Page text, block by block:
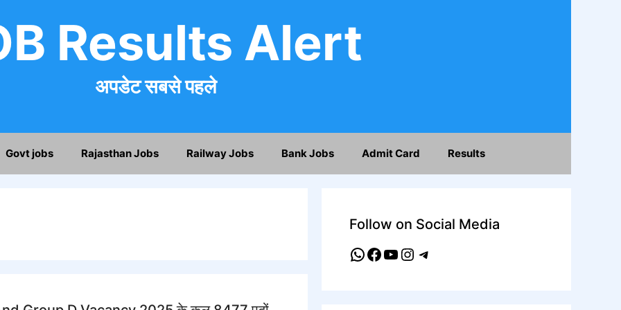
Results Alert
अपडेट सबसे पहले
Govt jobs Rajasthan Jobs Railway Jobs Bank Jobs Admit Card Results
Follow on Social Media
WhatsApp
Facebook
YouTube
Instagram
Telegram